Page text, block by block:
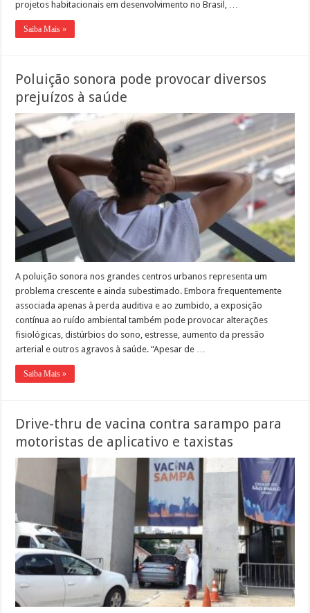
projetos habitacionais em desenvolvimento no Brasil, …
Saiba Mais »
Poluição sonora pode provocar diversos
prejuízos à saúde
A poluição sonora nos grandes centros urbanos representa um
problema crescente e ainda subestimado. Embora frequentemente
associada apenas à perda auditiva e ao zumbido, a exposição
contínua ao ruído ambiental também pode provocar alterações
fisiológicas, distúrbios do sono, estresse, aumento da pressão
arterial e outros agravos à saúde. “Apesar de …
Saiba Mais »
Drive-thru de vacina contra sarampo para
motoristas de aplicativo e taxistas